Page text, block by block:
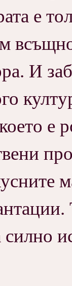
е
И
е
силно